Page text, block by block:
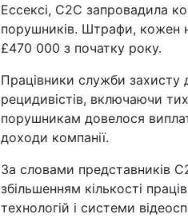
Ессексі, C2C запровадила
порушників. Штрафи, кожен
£470 000 з початку року.
Працівники служби захисту
рецидивістів, включаючи
порушникам довелося
доходи компанії.
За словами представників
збільшенням кількості
технологій і системи